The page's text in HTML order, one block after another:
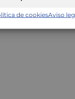
de cookiesAviso